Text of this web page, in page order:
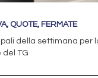
QUOTE, FERMATE
della settimana per
del TG